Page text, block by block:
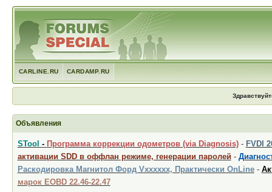
CARLINE.RU CARDAMP.RU
Объявления
STool - Программа коррекции одометров (via Diagnosis)- FVDI
активации SDD в оффлан режиме, генерации паролей -
Раскодировка Магнитол Форд Vxxxxxx, Практически OnLine-
марок EOBD 22.46-22.47